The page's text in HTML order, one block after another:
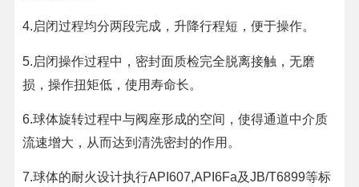
4.启闭过程均分两段完成，升降行程短，便于操作。
5.启闭操作过程中，密封面质检完全脱离接触，无磨
损，操作扭矩低，使用寿命长。
6.球体旋转过程中与阀座形成的空间，使得通道中介质
流速增大，从而达到清洗密封的作用。
7.球体的耐火设计执行API607,API6Fa及JB/T6899等标